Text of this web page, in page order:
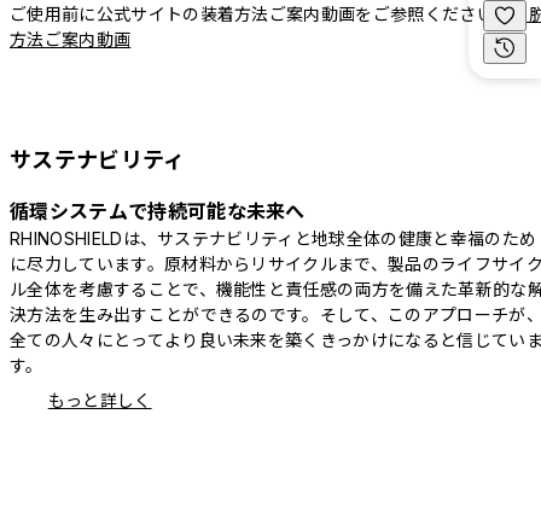
ご使用前に公式サイトの装着方法ご案内動画をご参照ください。着
方法ご案内動画
サステナビリティ
循環システムで持続可能な未来へ
RHINOSHIELDは、サステナビリティと地球全体の健康と幸福のため
に尽力しています。原材料からリサイクルまで、製品のライフサイ
ル全体を考慮することで、機能性と責任感の両方を備えた革新的な
決方法を生み出すことができるのです。そして、このアプローチが
全ての人々にとってより良い未来を築くきっかけになると信じてい
す。
もっと詳しく